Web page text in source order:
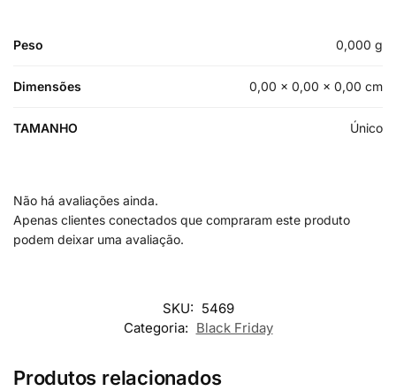
Peso 0,000 g
Dimensões 0,00 × 0,00 × 0,00 cm
TAMANHO Único
Não há avaliações ainda.
Apenas clientes conectados que compraram este produto
podem deixar uma avaliação.
SKU: 5469
Categoria: Black Friday
Produtos relacionados